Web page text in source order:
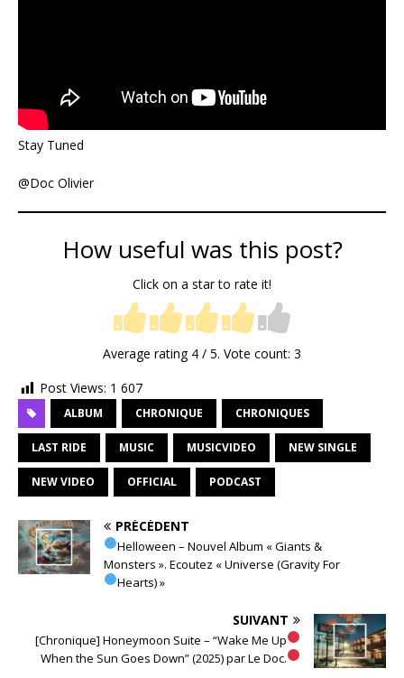
Stay Tuned
@Doc Olivier
How useful was this post?
Click on a star to rate it!
Average rating 4 / 5. Vote count: 3
Post Views: 1 607
ALBUM CHRONIQUE CHRONIQUES
LAST RIDE MUSIC MUSICVIDEO NEW SINGLE
NEW VIDEO OFFICIAL PODCAST
PRÉCÉDENT
Helloween – Nouvel Album « Giants &
Monsters ». Ecoutez « Universe (Gravity For
Hearts) »
SUIVANT
[Chronique] Honeymoon Suite – “Wake Me Up
When the Sun Goes Down” (2025) par Le Doc.